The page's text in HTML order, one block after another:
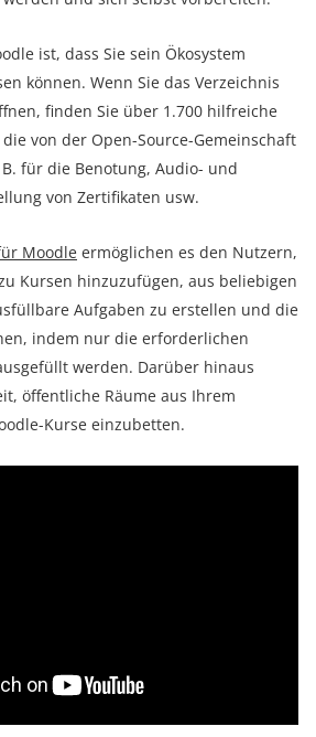
ist, dass Sie sein Ökosystem
können. Wenn Sie das Verzeichnis
finden Sie über 1.700 hilfreiche
von der Open-Source-Gemeinschaft
für die Benotung, Audio- und
von Zertifikaten usw.
Moodle ermöglichen es den Nutzern,
Kursen hinzuzufügen, aus beliebigen
Aufgaben zu erstellen und die
indem nur die erforderlichen
werden. Darüber hinaus
öffentliche Räume aus Ihrem
Kurse einzubetten.